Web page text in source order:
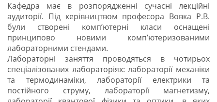
Кафедра має в розпорядженні сучасні лекційні
аудиторії. Під керівництвом професора Вовка Р.В.
були створені комп’ютерні класи оснащені
принципово новими комп’ютеризованими
лабораторними стендами.
Лабораторні заняття проводяться в чотирьох
спеціалізованих лабораторіях: лабораторії механіки
та термодинаміки, лабораторії електрики та
постійного струму, лабораторії магнетизму,